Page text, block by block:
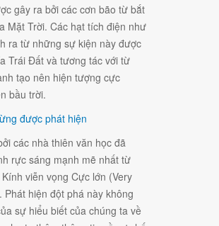
gây ra bởi các cơn bão từ bắt
Mặt Trời. Các hạt tích điện như
ra từ những sự kiện này được
Trái Đất và tương tác với từ
tạo nên hiện tượng cực
bầu trời.
được phát hiện
các nhà thiên văn học đã
rực sáng mạnh mẽ nhất từ
viễn vọng Cực lớn (Very
Phát hiện đột phá này không
sự hiểu biết của chúng ta về